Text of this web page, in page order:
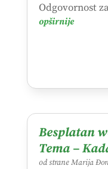
Odgovornost
opširnije
Besplatan
Tema –
od straneMarija